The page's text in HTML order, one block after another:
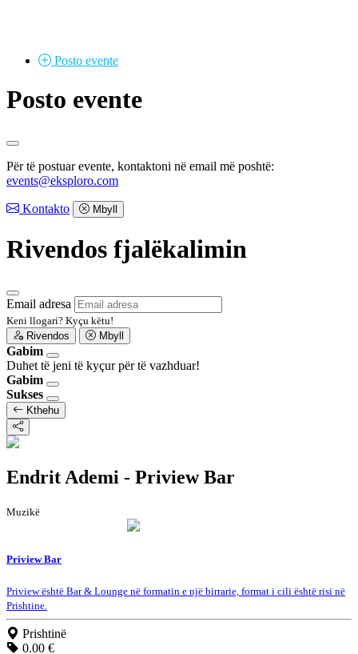
Posto evente
Posto evente
Për të postuar evente, kontaktoni në email më poshtë:
events@eksploro.com
Kontakto Mbyll
Rivendos fjalëkalimin
Email adresa
Keni llogari? Kyçu këtu!
Rivendos
Mbyll
Gabim
Duhet të jeni të kyçur për të vazhduar!
Gabim
Sukses
Kthehu
Endrit Ademi - Priview Bar
Muzikë
Priview Bar
Priview është Bar & Lounge në formatin e një birrarie, format i cili është risi në
Prishtine.
Prishtinë
0.00 €